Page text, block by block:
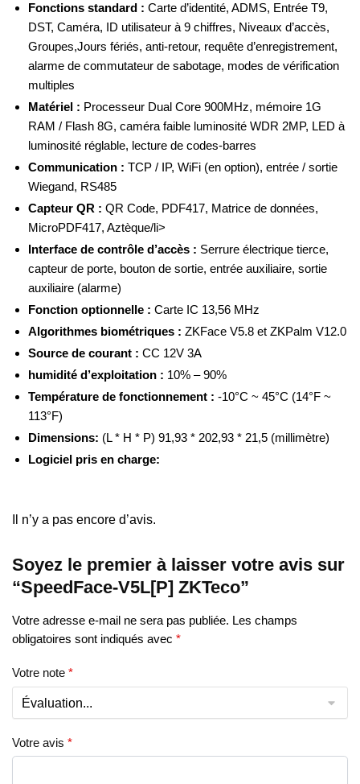
Fonctions standard : Carte d’identité, ADMS, Entrée T9,
DST, Caméra, ID utilisateur à 9 chiffres, Niveaux d’accès,
Groupes,Jours fériés, anti-retour, requête d’enregistrement,
alarme de commutateur de sabotage, modes de vérification
multiples
Matériel : Processeur Dual Core 900MHz, mémoire 1G
RAM / Flash 8G, caméra faible luminosité WDR 2MP, LED à
luminosité réglable, lecture de codes-barres
Communication : TCP / IP, WiFi (en option), entrée / sortie
Wiegand, RS485
Capteur QR : QR Code, PDF417, Matrice de données,
MicroPDF417, Aztèque/li>
Interface de contrôle d’accès : Serrure électrique tierce,
capteur de porte, bouton de sortie, entrée auxiliaire, sortie
auxiliaire (alarme)
Fonction optionnelle : Carte IC 13,56 MHz
Algorithmes biométriques : ZKFace V5.8 et ZKPalm V12.0
Source de courant : CC 12V 3A
humidité d’exploitation : 10% – 90%
Température de fonctionnement : -10°C ~ 45°C (14°F ~
113°F)
Dimensions: (L * H * P) 91,93 * 202,93 * 21,5 (millimètre)
Logiciel pris en charge:
Il n’y a pas encore d’avis.
Soyez le premier à laisser votre avis sur
“SpeedFace-V5L[P] ZKTeco”
Votre adresse e-mail ne sera pas publiée. Les champs
obligatoires sont indiqués avec *
Votre note *
Votre avis *